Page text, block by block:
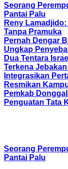
Seorang
Pantai Palu
Reny
Tanpa Pramuka
Pernah Dengar
Ungkap
Dua Tentara
Terkena
Integrasikan
Resmikan
Pemkab
Penguatan Tata
Seorang
Pantai Palu